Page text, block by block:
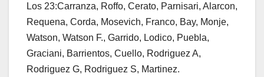
Los 23:Carranza, Roffo, Cerato, Parnisari, Alarcon,
Requena, Corda, Mosevich, Franco, Bay, Monje,
Watson, Watson F., Garrido, Lodico, Puebla,
Graciani, Barrientos, Cuello, Rodriguez A,
Rodriguez G, Rodriguez S, Martinez.